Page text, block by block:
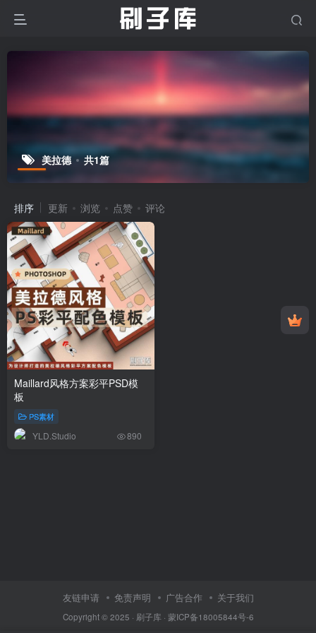
美拉德 共1篇
排序 更新 浏览 点赞 评论
Maillard风格方案彩平PSD模
板
PS素材
YLD.Studio 890
友链申请 免责声明 广告合作 关于我们
Copyright © 2025 · 刷子库 · 蒙ICP备18005844号-6